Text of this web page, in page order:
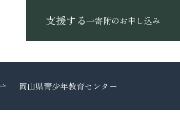
支援する 寄附のお申し込み
岡山県青少年教育センター